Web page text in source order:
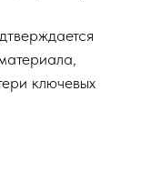
ключевых